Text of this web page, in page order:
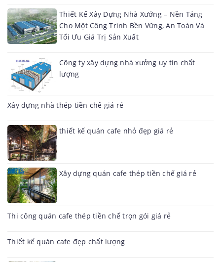
Thiết Kế Xây Dựng Nhà Xưởng – Nền Tảng
Cho Một Công Trình Bền Vững, An Toàn Và
Tối Ưu Giá Trị Sản Xuất
Công ty xây dựng nhà xưởng uy tín chất
lượng
Xây dựng nhà thép tiền chế giá rẻ
thiết kế quán cafe nhỏ đẹp giá rẻ
Xây dựng quán cafe thép tiền chế giá rẻ
Thi công quán cafe thép tiền chế trọn gói giá rẻ
Thiết kế quán cafe đẹp chất lượng